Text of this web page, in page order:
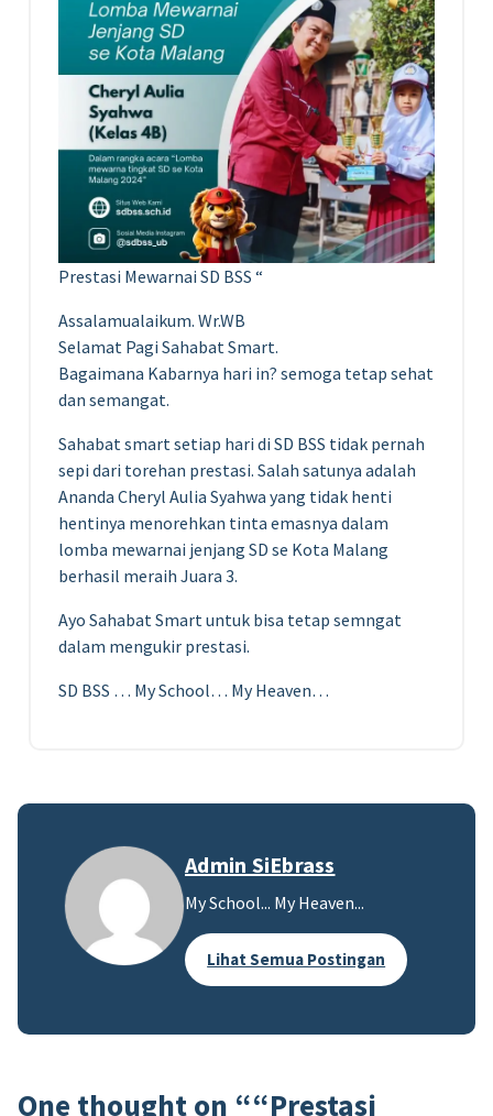
Prestasi Mewarnai SD BSS “
Assalamualaikum. Wr.WB
Selamat Pagi Sahabat Smart.
Bagaimana Kabarnya hari in? semoga tetap sehat
dan semangat.
Sahabat smart setiap hari di SD BSS tidak pernah
sepi dari torehan prestasi. Salah satunya adalah
Ananda Cheryl Aulia Syahwa yang tidak henti
hentinya menorehkan tinta emasnya dalam
lomba mewarnai jenjang SD se Kota Malang
berhasil meraih Juara 3.
Ayo Sahabat Smart untuk bisa tetap semngat
dalam mengukir prestasi.
SD BSS … My School… My Heaven…
Admin SiEbrass
My School... My Heaven...
Lihat Semua Postingan
One thought on ““Prestasi